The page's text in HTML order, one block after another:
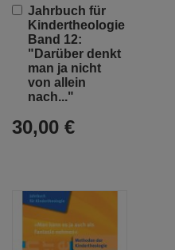
Jahrbuch für
Kindertheologie
Band 12:
"Darüber denkt
man ja nicht
von allein
nach..."
30,00 €
In
den
Warenkorb